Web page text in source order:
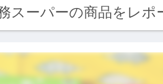
スーパーの商品をレポ